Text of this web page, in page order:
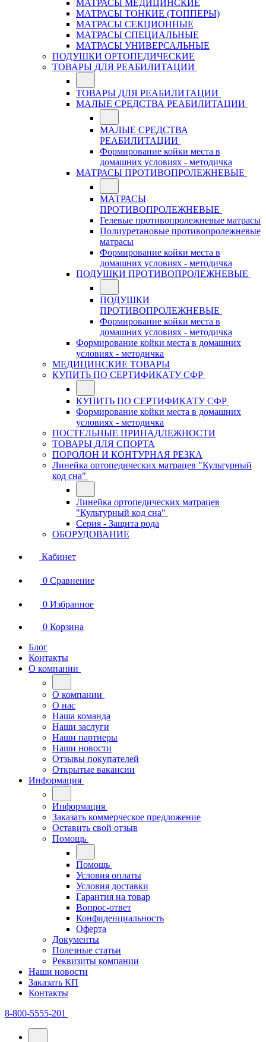
МАТРАСЫ МЕДИЦИНСКИЕ
МАТРАСЫ ТОНКИЕ (ТОППЕРЫ)
МАТРАСЫ СЕКЦИОННЫЕ
МАТРАСЫ СПЕЦИАЛЬНЫЕ
МАТРАСЫ УНИВЕРСАЛЬНЫЕ
ПОДУШКИ ОРТОПЕДИЧЕСКИЕ
ТОВАРЫ ДЛЯ РЕАБИЛИТАЦИИ
ТОВАРЫ ДЛЯ РЕАБИЛИТАЦИИ
МАЛЫЕ СРЕДСТВА РЕАБИЛИТАЦИИ
МАЛЫЕ СРЕДСТВА
РЕАБИЛИТАЦИИ
Формирование койки места в
домашних условиях - методичка
МАТРАСЫ ПРОТИВОПРОЛЕЖНЕВЫЕ
МАТРАСЫ
ПРОТИВОПРОЛЕЖНЕВЫЕ
Гелевые противопролежневые матрасы
Полиуретановые противопролежневые
матрасы
Формирование койки места в
домашних условиях - методичка
ПОДУШКИ ПРОТИВОПРОЛЕЖНЕВЫЕ
ПОДУШКИ
ПРОТИВОПРОЛЕЖНЕВЫЕ
Формирование койки места в
домашних условиях - методичка
Формирование койки места в домашних
условиях - методичка
МЕДИЦИНСКИЕ ТОВАРЫ
КУПИТЬ ПО СЕРТИФИКАТУ СФР
КУПИТЬ ПО СЕРТИФИКАТУ СФР
Формирование койки места в домашних
условиях - методичка
ПОСТЕЛЬНЫЕ ПРИНАДЛЕЖНОСТИ
ТОВАРЫ ДЛЯ СПОРТА
ПОРОЛОН И КОНТУРНАЯ РЕЗКА
Линейка ортопедических матрацев "Культурный
код сна"
Линейка ортопедических матрацев
"Культурный код сна"
Серия - Защита рода
ОБОРУДОВАНИЕ
Кабинет
0 Сравнение
0 Избранное
0 Корзина
Блог
Контакты
О компании
О компании
О нас
Наша команда
Наши заслуги
Наши партнеры
Наши новости
Отзывы покупателей
Открытые вакансии
Информация
Информация
Заказать коммерческое предложение
Оставить свой отзыв
Помощь
Помощь
Условия оплаты
Условия доставки
Гарантия на товар
Вопрос-ответ
Конфиденциальность
Оферта
Документы
Полезные статьи
Реквизиты компании
Наши новости
Заказать КП
Контакты
8-800-5555-201